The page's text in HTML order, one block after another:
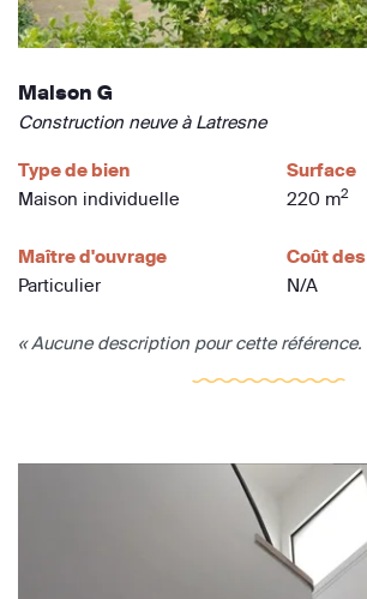
Maison G
Construction neuve à Latresne
Type de bien
Maison individuelle
Surface
220 m2
Maître d'ouvrage
Particulier
Coût
N/A
« Aucune description pour cette référence.